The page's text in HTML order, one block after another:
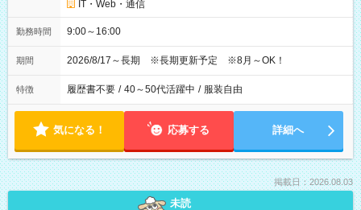
IT・Web・通信
勤務時間 9:00～16:00
期間 2026/8/17～長期 ※長期更新予定 ※8月～OK！
特徴 履歴書不要 / 40～50代活躍中 / 服装自由
気になる！ 応募する 詳細へ
掲載日：2026.08.03
未読